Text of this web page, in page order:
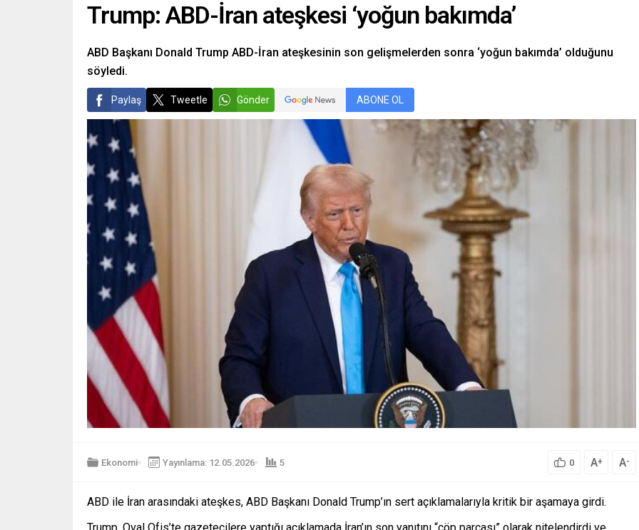
Trump: ABD-İran ateşkesi ‘yoğun bakımda’
ABD Başkanı Donald Trump ABD-İran ateşkesinin son gelişmelerden sonra ‘yoğun bakımda’ olduğunu
söyledi.
Paylaş Tweetle Gönder ABONE OL
Ekonomi Yayınlama: 12.05.2026 5 0 A+ A-
ABD ile İran arasındaki ateşkes, ABD Başkanı Donald Trump’ın sert açıklamalarıyla kritik bir aşamaya girdi.